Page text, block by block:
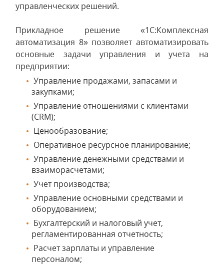
управленческих решений.
Прикладное решение «1С:Комплексная
автоматизация 8» позволяет автоматизировать
основные задачи управления и учета на
предприятии:
Управление продажами, запасами и
закупками;
Управление отношениями с клиентами
(CRM);
Ценообразование;
Оперативное ресурсное планирование;
Управление денежными средствами и
взаиморасчетами;
Учет производства;
Управление основными средствами и
оборудованием;
Бухгалтерский и налоговый учет,
регламентированная отчетность;
Расчет зарплаты и управление
персоналом;